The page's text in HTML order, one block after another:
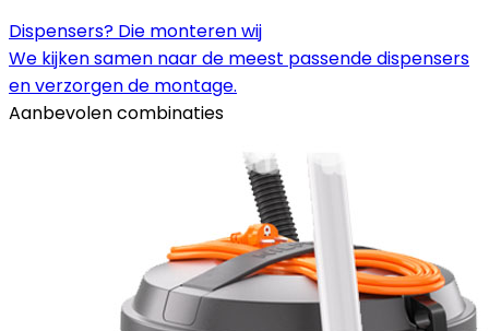
Dispensers? Die monteren wij
We kijken samen naar de meest passende dispensers
en verzorgen de montage.
Aanbevolen combinaties